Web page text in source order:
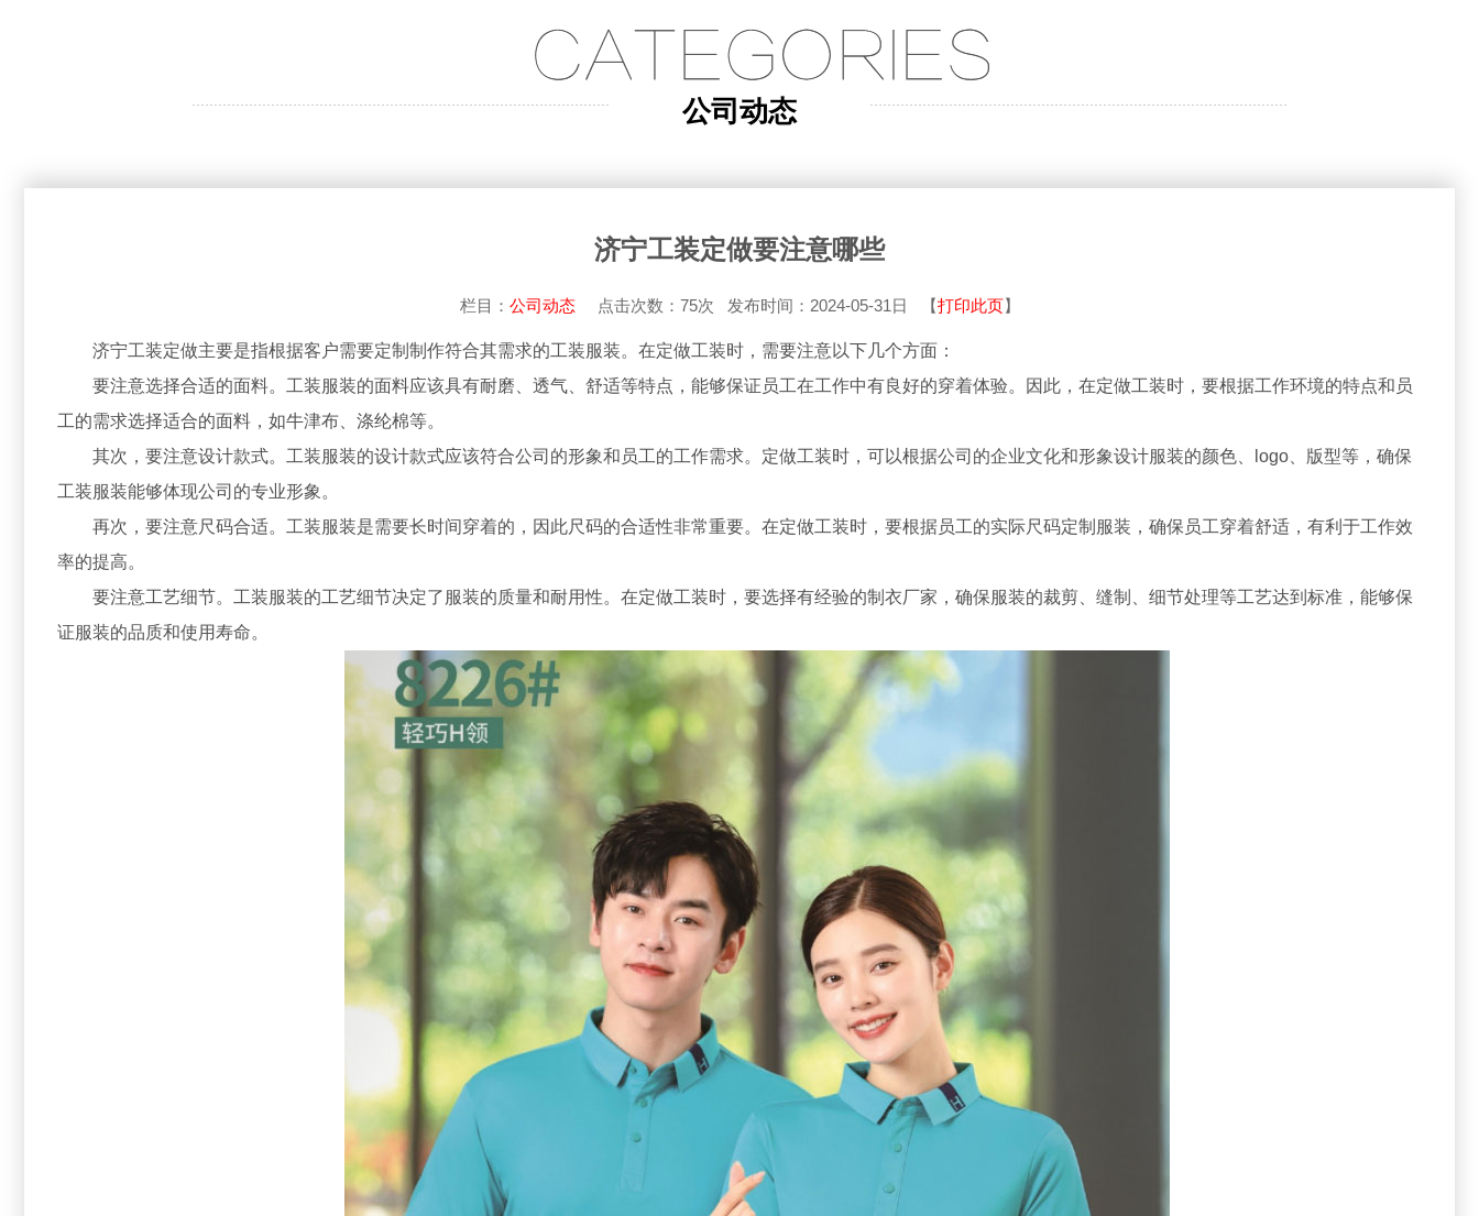
公司动态
济宁工装定做要注意哪些
栏目： 公司动态 点击次数： 75次 发布时间：2024-05-31日 【打印此页】
济宁工装定做主要是指根据客户需要定制制作符合其需求的工装服装。在定做工装时，需要注意以下几个方面：
要注意选择合适的面料。工装服装的面料应该具有耐磨、透气、舒适等特点，能够保证员工在工作中有良好的穿着体验。因此，在定做工装时，要根据工作环境的特点和员
工的需求选择适合的面料，如牛津布、涤纶棉等。
其次，要注意设计款式。工装服装的设计款式应该符合公司的形象和员工的工作需求。定做工装时，可以根据公司的企业文化和形象设计服装的颜色、logo、版型等，确保
工装服装能够体现公司的专业形象。
再次，要注意尺码合适。工装服装是需要长时间穿着的，因此尺码的合适性非常重要。在定做工装时，要根据员工的实际尺码定制服装，确保员工穿着舒适，有利于工作效
率的提高。
要注意工艺细节。工装服装的工艺细节决定了服装的质量和耐用性。在定做工装时，要选择有经验的制衣厂家，确保服装的裁剪、缝制、细节处理等工艺达到标准，能够保
证服装的品质和使用寿命。